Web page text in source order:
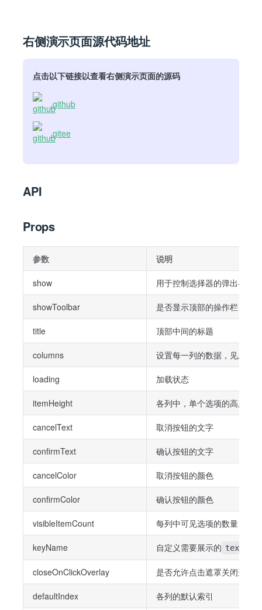
右侧演示页面源代码地址
点击以下链接以查看右侧演示页面的源码
github
gitee
API
Props
参数 说明
show 用于控制选择器的弹出与收起
showToolbar 是否显示顶部的操作栏
title 顶部中间的标题
columns 设置每一列的数据，见上方
loading 加载状态
itemHeight 各列中，单个选项的高度
cancelText 取消按钮的文字
confirmText 确认按钮的文字
cancelColor 取消按钮的颜色
confirmColor 确认按钮的颜色
visibleItemCount 每列中可见选项的数量
keyName 自定义需要展示的 text
closeOnClickOverlay 是否允许点击遮罩关闭选择
defaultIndex 各列的默认索引